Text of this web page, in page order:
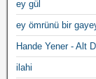
ey gül
ey ömrünü bir
Hande Yener - Alt
ilahi